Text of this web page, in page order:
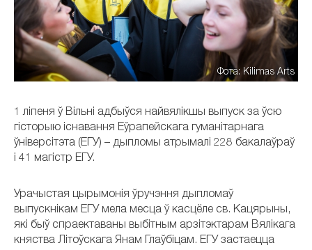
Фота: Kilimas Arts
1 ліпеня ў Вільні адбыўся найвялікшы выпуск за ўсю
гісторыю існавання Еўрапейскага гуманітарнага
ўніверсітэта (ЕГУ) – дыпломы атрымалі 228 бакалаўраў
і 41 магістр ЕГУ.
Урачыстая цырымонія ўручэння дыпломаў
выпускнікам ЕГУ мела месца ў касцёле св. Кацярыны,
які быў спраектаваны выбітным арзітэктарам Вялікага
княства Літоўскага Янам Глаўбіцам. ЕГУ застаецца